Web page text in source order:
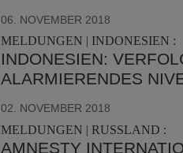
06. NOVEMBER 2018
MELDUNGEN | INDONESIEN :
INDONESIEN:
ALARMIERENDES
02. NOVEMBER 2018
MELDUNGEN | RUSSLAND :
AMNESTY